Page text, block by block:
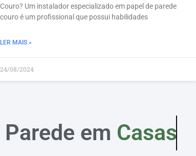
Couro? Um instalador especializado em papel de parede
couro é um profissional que possui habilidades
LER MAIS »
24/08/2024
em Casas